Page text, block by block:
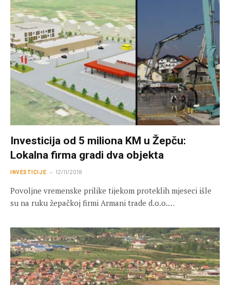
Investicija od 5 miliona KM u Žepču:
Lokalna firma gradi dva objekta
INVESTICIJE 12/11/2018
Povoljne vremenske prilike tijekom proteklih mjeseci išle
su na ruku žepačkoj firmi Armani trade d.o.o.…